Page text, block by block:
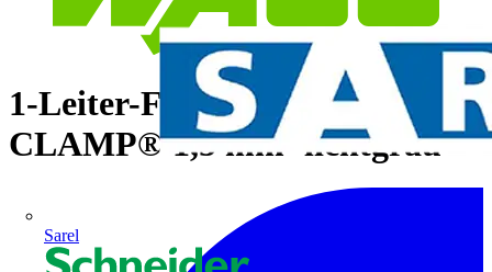
Sarel
1-Leiter-Federleiste CAGE
CLAMP® 1,5 mm² lichtgrau